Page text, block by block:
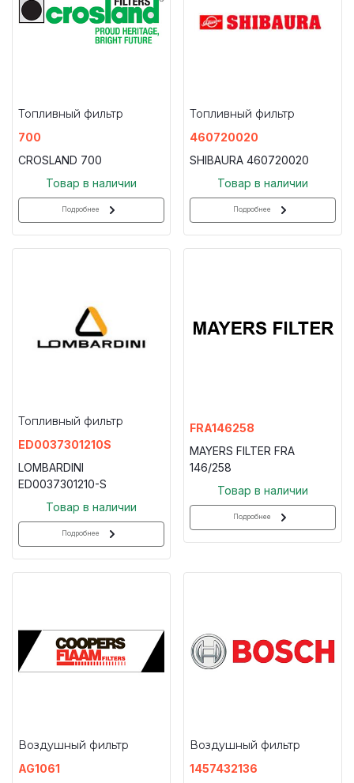
Топливный фильтр
700
CROSLAND 700
Товар в наличии
Подробнее
Топливный фильтр
460720020
SHIBAURA 460720020
Товар в наличии
Подробнее
Топливный фильтр
ED0037301210S
LOMBARDINI
ED0037301210-S
Товар в наличии
Подробнее
FRA146258
MAYERS FILTER FRA
146/258
Товар в наличии
Подробнее
Воздушный фильтр
AG1061
Воздушный фильтр
1457432136